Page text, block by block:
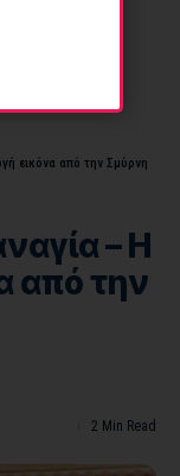
εικόνα από την Σμύρνη
– Η
από την
2 Min Read